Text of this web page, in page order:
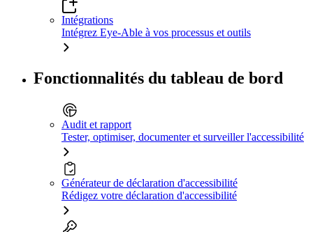
Intégrations
Intégrez Eye-Able à vos processus et outils
Fonctionnalités du tableau de bord
Audit et rapport
Tester, optimiser, documenter et surveiller l'accessibilité
Générateur de déclaration d'accessibilité
Rédigez votre déclaration d'accessibilité